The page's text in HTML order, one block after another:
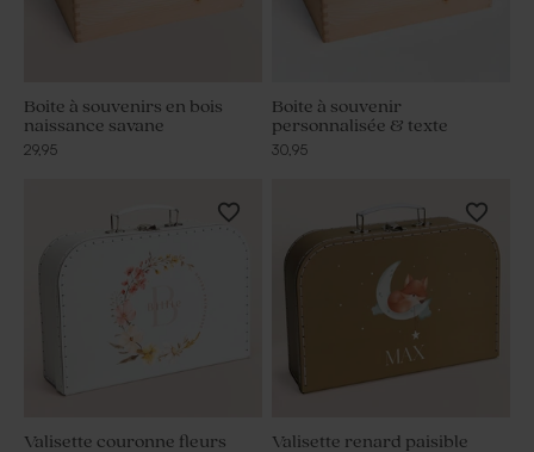
Boite à souvenirs en bois
naissance savane
29,95
Boite à souvenir
personnalisée & texte
30,95
Valisette couronne fleurs
Valisette renard paisible